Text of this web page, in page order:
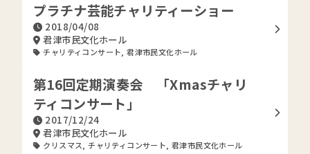
プラチナ芸能チャリティーショー
2018/04/08
君津市民文化ホール
チャリティコンサート ,君津市民文化ホール
第16回定期演奏会 「Xmasチャリ
ティコンサート」
2017/12/24
君津市民文化ホール
クリスマス ,チャリティコンサート ,君津市民文化ホール